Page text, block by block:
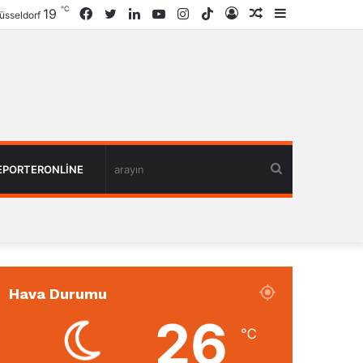
Rastgele
Giriş
TikTok
Instagram
YouTube
LinkedIn
Twitter
Facebook
19 ℃
Hava Durumu
26 ℃